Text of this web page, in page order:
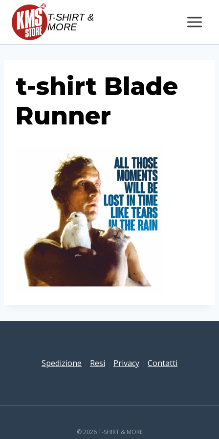
Salta
contenuto
T-SHIRT &
MORE
t-shirt Blade
Runner
Spedizione Resi Privacy Contatti
© 2026 T-SHIRT & MORE